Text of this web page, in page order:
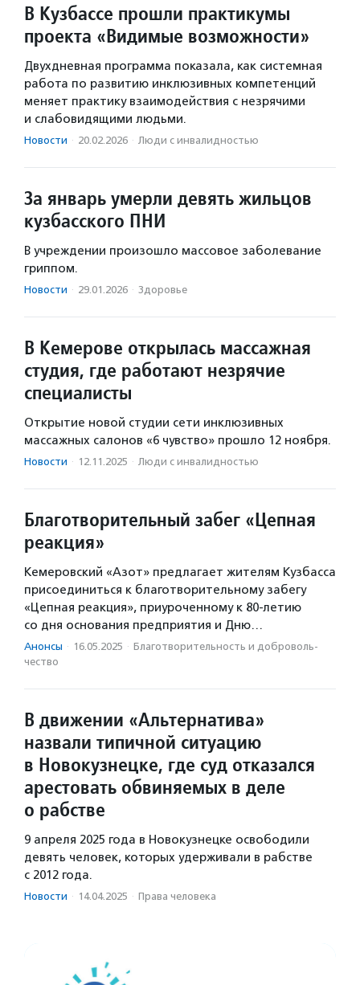
В Кузбассе прошли практикумы
проекта «Видимые возможности»
Двухдневная программа показала, как системная
работа по развитию инклюзивных компетенций
меняет практику взаимодействия с незрячими
и слабовидящими людьми.
Новости · 20.02.2026 · Люди с инвалидностью
За январь умерли девять жильцов
кузбасского ПНИ
В учреждении произошло массовое заболевание
гриппом.
Новости · 29.01.2026 · Здоровье
В Кемерове открылась массажная
студия, где работают незрячие
специалисты
Открытие новой студии сети инклюзивных
массажных салонов «6 чувство» прошло 12 ноября.
Новости · 12.11.2025 · Люди с инвалидностью
Благотворительный забег «Цепная
реакция»
Кемеровский «Азот» предлагает жителям Кузбасса
присоединиться к благотворительному забегу
«Цепная реакция», приуроченному к 80-летию
со дня основания предприятия и Дню…
Анонсы · 16.05.2025 · Благотвори­тель­ность и доброволь­
чест­во
В движении «Альтернатива»
назвали типичной ситуацию
в Новокузнецке, где суд отказался
арестовать обвиняемых в деле
о рабстве
9 апреля 2025 года в Новокузнецке освободили
девять человек, которых удерживали в рабстве
с 2012 года.
Новости · 14.04.2025 · Права человека